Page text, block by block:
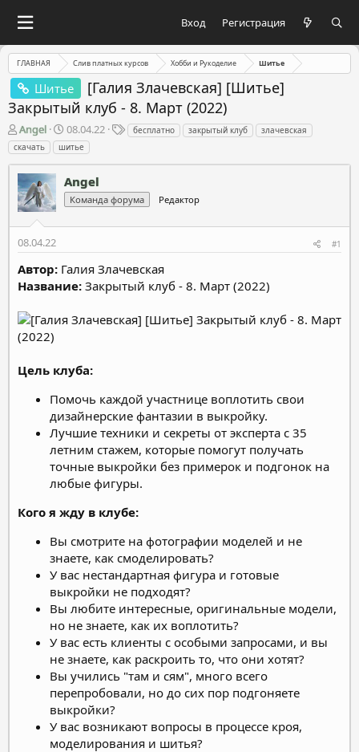
Вход Регистрация
ГЛАВНАЯ Слив платных курсов Хобби и Рукоделие Шитье
Шитье
[Галия Злачевская] [Шитье]
Закрытый клуб - 8. Март (2022)
А
в
т
о
р
т
е
м
ы
Angel
Д
а
т
н
а
а
08.04.22
Тбесплатно закрытый клуб
злачевская
скачать
шитье
Angel
Команда форума Редактор
08.04.22 #1
Автор: Галия Злачевская
Название: Закрытый клуб - 8. Март (2022)
Цель клуба:
Помочь каждой участнице воплотить свои
дизайнерские фантазии в выкройку.
Лучшие техники и секреты от эксперта с 35
летним стажем, которые помогут получать
точные выкройки без примерок и подгонок на
любые фигуры.
Кого я жду в клубе:
Вы смотрите на фотографии моделей и не
знаете, как смоделировать?
У вас нестандартная фигура и готовые
выкройки не подходят?
Вы любите интересные, оригинальные модели,
но не знаете, как их воплотить?
У вас есть клиенты с особыми запросами, и вы
не знаете, как раскроить то, что они хотят?
Вы учились "там и сям", много всего
перепробовали, но до сих пор подгоняете
выкройки?
У вас возникают вопросы в процессе кроя,
моделирования и шитья?